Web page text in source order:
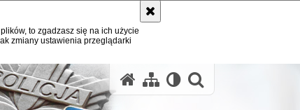
to zgadzasz się na ich użycie
zmiany ustawienia przeglądarki